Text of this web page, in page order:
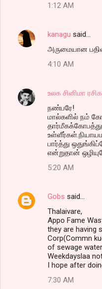
1:12 AM
kanagu said…
அருமையான
4:10 AM
உலக சினிமா
நண்பரே!
மால்களில் நம்
பார்த்து
என்றுதான்
5:20 AM
Gobs said…
Thalaivare,
Appo Fame
they are having
Corp(Commn
of sewage
Weekdayslaa
I hope after
7:30 AM